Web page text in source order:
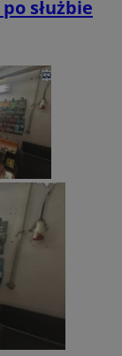
służbie